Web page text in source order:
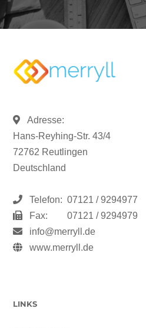
Adresse:
Hans-Reyhing-Str. 43/4
72762 Reutlingen
Deutschland
Telefon: 07121 / 9294977
Fax:
07121 / 9294979
info@merryll.de
www.merryll.de
LINKS